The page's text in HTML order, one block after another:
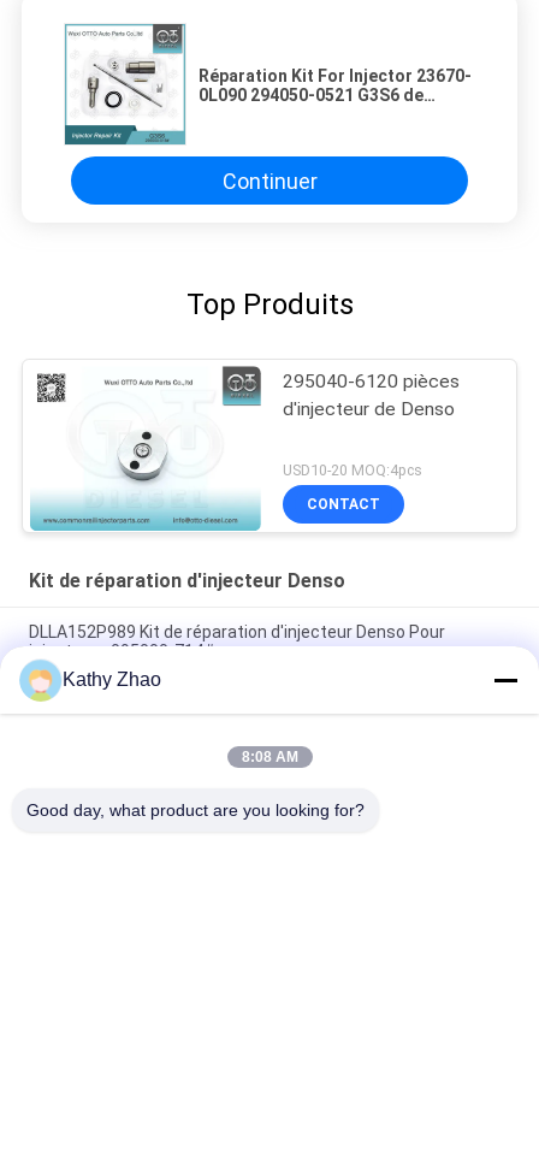
Réparation Kit For Injector 23670-
0L090 294050-0521 G3S6 de
Continuer
Top Produits
295040-6120 pièces
d'injecteur de Denso
USD10-20 MOQ:4pcs
CONTACT
Kit de réparation d'injecteur Denso
DLLA152P989 Kit de réparation d'injecteur Denso Pour
injecteurs 095000-714#
Kit de réparation d'injecteur Denso Pour les injecteurs 095000-
5050 Buse DLLA133P814
Kit de réparation des injecteurs Denso pour les injecteurs
Kathy Zhao
8:08 AM
Good day, what product are you looking for?